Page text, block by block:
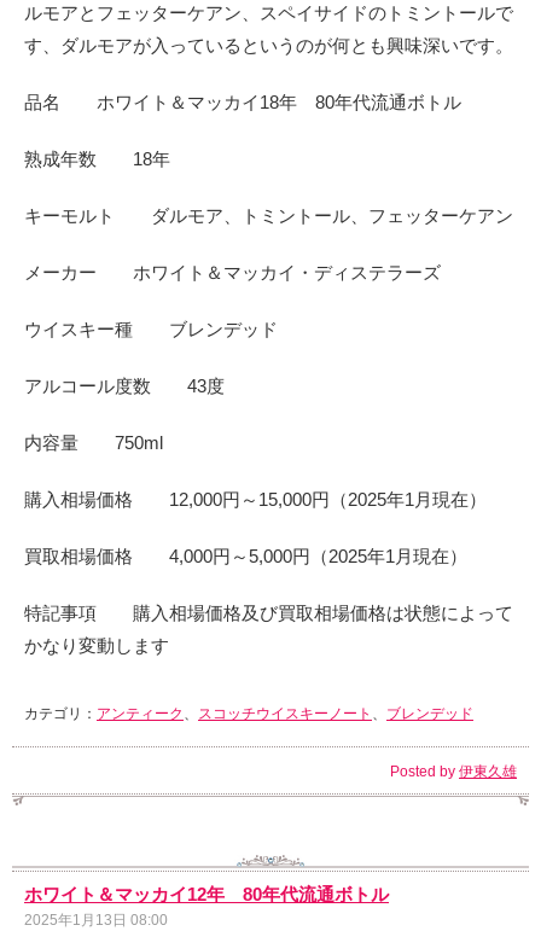
ルモアとフェッターケアン、スペイサイドのトミントールで
す、ダルモアが入っているというのが何とも興味深いです。
品名 ホワイト＆マッカイ18年 80年代流通ボトル
熟成年数 18年
キーモルト ダルモア、トミントール、フェッターケアン
メーカー ホワイト＆マッカイ・ディステラーズ
ウイスキー種 ブレンデッド
アルコール度数 43度
内容量 750ml
購入相場価格 12,000円～15,000円（2025年1月現在）
買取相場価格 4,000円～5,000円（2025年1月現在）
特記事項 購入相場価格及び買取相場価格は状態によって
かなり変動します
カテゴリ： アンティーク スコッチウイスキーノート ブレンデッド
Posted by 伊東久雄
ホワイト＆マッカイ12年 80年代流通ボトル
2025年1月13日 08:00